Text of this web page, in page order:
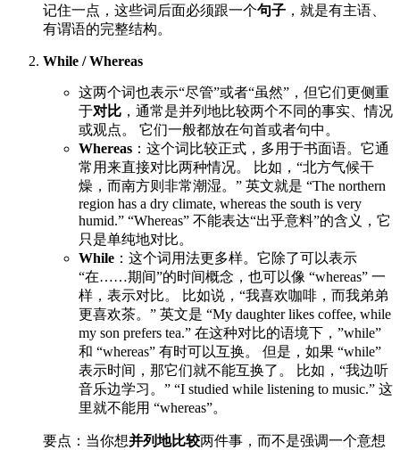
记住一点，这些词后面必须跟一个句子 ，就是有主语、
有谓语的完整结构。
While / Whereas
这两个词也表示“尽管”或者“虽然”，但它们更侧重
于对比 ，通常是并列地比较两个不同的事实、情况
或观点。 它们一般都放在句首或者句中。
Whereas ：这个词比较正式，多用于书面语。它通
常用来直接对比两种情况。 比如，“北方气候干
燥，而南方则非常潮湿。” 英文就是 “The northern
region has a dry climate, whereas the south is very
humid.” “Whereas” 不能表达“出乎意料”的含义，它
只是单纯地对比。
While ：这个词用法更多样。它除了可以表示
“在……期间”的时间概念，也可以像 “whereas” 一
样，表示对比。 比如说，“我喜欢咖啡，而我弟弟
更喜欢茶。” 英文是 “My daughter likes coffee, while
my son prefers tea.” 在这种对比的语境下，”while”
和 “whereas” 有时可以互换。 但是，如果 “while”
表示时间，那它们就不能互换了。 比如，“我边听
音乐边学习。” “I studied while listening to music.” 这
里就不能用 “whereas”。
要点：当你想并列地比较两件事，而不是强调一个意想